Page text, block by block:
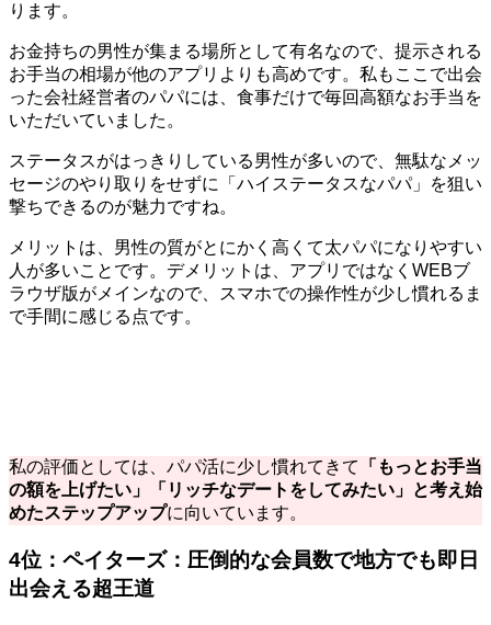
ります。
お金持ちの男性が集まる場所として有名なので、提示される
お手当の相場が他のアプリよりも高めです。私もここで出会
った会社経営者のパパには、食事だけで毎回高額なお手当を
いただいていました。
ステータスがはっきりしている男性が多いので、無駄なメッ
セージのやり取りをせずに「ハイステータスなパパ」を狙い
撃ちできるのが魅力ですね。
メリットは、男性の質がとにかく高くて太パパになりやすい
人が多いことです。デメリットは、アプリではなくWEBブ
ラウザ版がメインなので、スマホでの操作性が少し慣れるま
で手間に感じる点です。
私の評価としては、パパ活に少し慣れてきて
「もっとお手当
の額を上げたい」「リッチなデートをしてみたい」と考え始
めたステップアップに向いています。
4位：ペイターズ：圧倒的な会員数で地方でも即日
出会える超王道